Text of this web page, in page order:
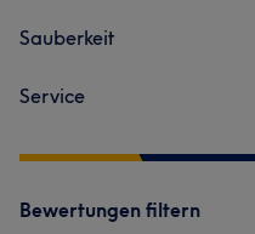
Sauberkeit
Service
Bewertungen filtern